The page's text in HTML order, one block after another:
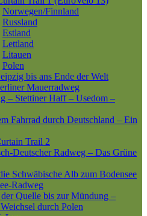
Norwegen/Finnland
Russland
Estland
Lettland
Litauen
Polen
bis ans Ende der Welt
Mauerradweg
– Stettiner Haff – Usedom –
Fahrrad durch Deutschland – Ein
Trail 2
Deutscher Radweg – Das Grüne
Schwäbische Alb zum Bodensee
Radweg
Quelle bis zur Mündung –
durch Polen